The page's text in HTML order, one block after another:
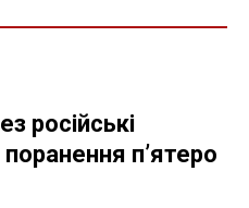
російські
пʼятеро